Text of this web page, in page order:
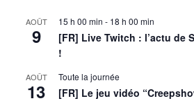
AOÛT
9
15 h 00 min - 18 h 00 min
[FR] Live Twitch : l’actu de
!
AOÛT
13
Toute la journée
[FR] Le jeu vidéo